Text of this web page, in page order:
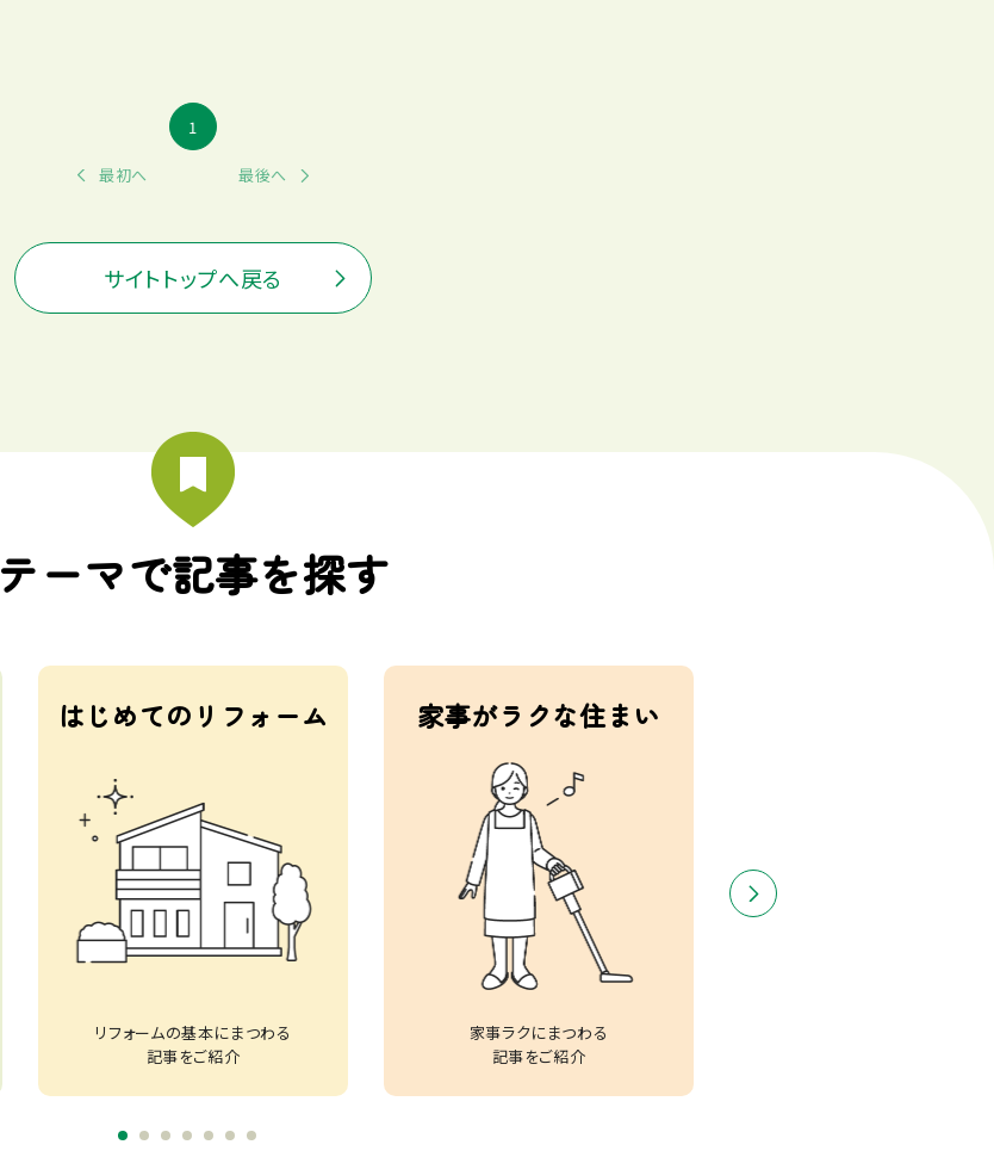
最初へ
1
最後へ
サイトトップへ戻る
テーマで記事を探す
はじめてのリフォーム
リフォームの基本にまつわる
記事をご紹介
家事がラクな住まい
家事ラクにまつわる
記事をご紹介